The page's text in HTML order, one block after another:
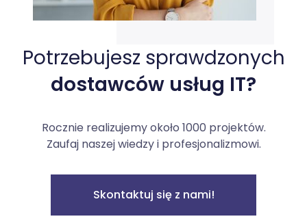
Potrzebujesz sprawdzonych
dostawców usług IT?
Rocznie realizujemy około 1000 projektów.
Zaufaj naszej wiedzy i profesjonalizmowi.
Skontaktuj się z nami!